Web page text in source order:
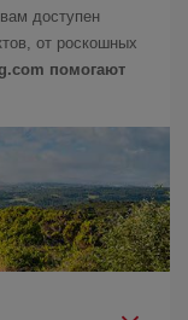
доступен
от роскошных
помогают